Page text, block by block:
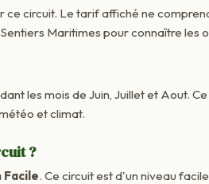
ce circuit. Le tarif affiché ne
Maritimes pour connaître les
les mois de Juin, Juillet et Aout.
et climat.
?
Facile. Ce circuit est d'un niveau